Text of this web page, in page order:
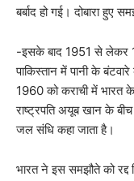
बर्बाद हो गई। दोबारा हुए
-इसके बाद 1951 से लेकर
पाकिस्तान में पानी के
1960 को कराची में भारत
राष्ट्रपति अयूब खान के
जल संधि कहा जाता है।
भारत ने इस समझौते को रद्द